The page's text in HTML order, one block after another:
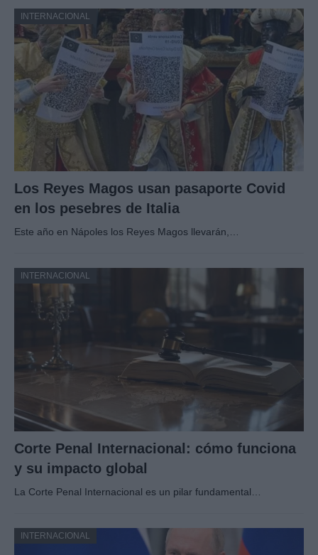
INTERNACIONAL
Los Reyes Magos usan pasaporte Covid
en los pesebres de Italia
Este año en Nápoles los Reyes Magos llevarán,…
INTERNACIONAL
Corte Penal Internacional: cómo funciona
y su impacto global
La Corte Penal Internacional es un pilar fundamental…
INTERNACIONAL